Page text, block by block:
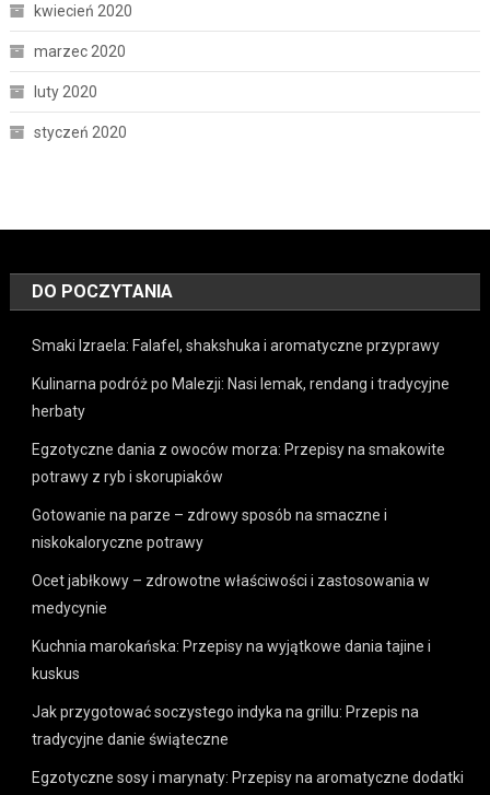
kwiecień 2020
marzec 2020
luty 2020
styczeń 2020
DO POCZYTANIA
Smaki Izraela: Falafel, shakshuka i aromatyczne przyprawy
Kulinarna podróż po Malezji: Nasi lemak, rendang i tradycyjne
herbaty
Egzotyczne dania z owoców morza: Przepisy na smakowite
potrawy z ryb i skorupiaków
Gotowanie na parze – zdrowy sposób na smaczne i
niskokaloryczne potrawy
Ocet jabłkowy – zdrowotne właściwości i zastosowania w
medycynie
Kuchnia marokańska: Przepisy na wyjątkowe dania tajine i
kuskus
Jak przygotować soczystego indyka na grillu: Przepis na
tradycyjne danie świąteczne
Egzotyczne sosy i marynaty: Przepisy na aromatyczne dodatki